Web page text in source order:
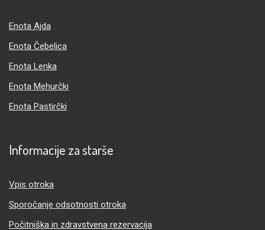
Enota Ajda
Enota Čebelica
Enota Lenka
Enota Mehurčki
Enota Pastirčki
Informacije za starše
Vpis otroka
Sporočanje odsotnosti otroka
Počitniška in zdravstvena rezervacija